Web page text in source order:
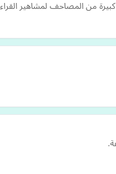
من المصاحف لمشاهير